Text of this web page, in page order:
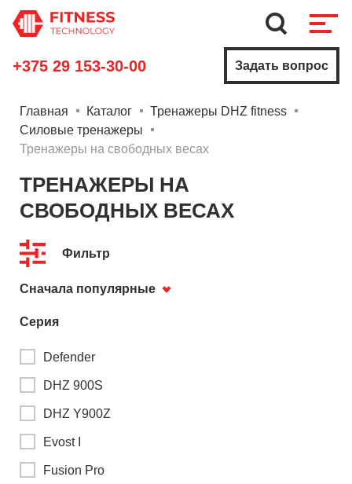
+375 29 153-30-00 Задать вопрос
Главная Каталог
Тренажеры DHZ fitness
Силовые тренажеры
Тренажеры на свободных весах
ТРЕНАЖЕРЫ НА
СВОБОДНЫХ ВЕСАХ
Фильтр
Сначала популярные
Серия
Defender
DHZ 900S
DHZ Y900Z
Evost I
Fusion Pro